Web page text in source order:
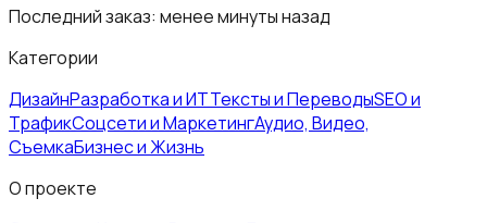
Последний заказ: менее минуты назад
Категории
ДизайнРазработка и ИТТексты и ПереводыSEO и
ТрафикСоцсети и МаркетингАудио, Видео,
СъемкаБизнес и Жизнь
О проекте